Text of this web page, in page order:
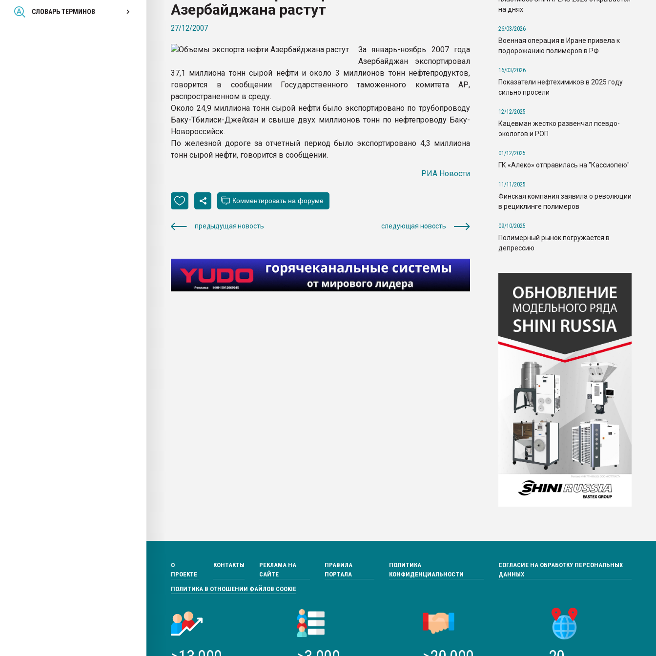
СЛОВАРЬ ТЕРМИНОВ
Всё, что касается выдува ПЭТ
бутылок
ПЕРЕЙТИ НА ФОРУМ
Азербайджана растут
27/12/2007
За январь-ноябрь 2007 года
Азербайджан экспортировал
37,1 миллиона тонн сырой нефти и около 3 миллионов тонн нефтепродуктов,
говорится в сообщении Государственного таможенного комитета АР,
распространенном в среду.
Около 24,9 миллиона тонн сырой нефти было экспортировано по трубопроводу
Баку-Тбилиси-Джейхан и свыше двух миллионов тонн по нефтепроводу Баку-
Новороссийск.
По железной дороге за отчетный период было экспортировано 4,3 миллиона
тонн сырой нефти, говорится в сообщении.
РИА Новости
предыдущая новость следующая новость
на днях
26/03/2026
Военная операция в Иране привела к
подорожанию полимеров в РФ
16/03/2026
Показатели нефтехимиков в 2025 году
сильно просели
12/12/2025
Кацевман жестко развенчал псевдо-
экологов и РОП
01/12/2025
ГК «Алеко» отправилась на "Кассиопею"
11/11/2025
Финская компания заявила о революции
в рециклинге полимеров
09/10/2025
Полимерный рынок погружается в
депрессию
О
ПРОЕКТЕ
КОНТАКТЫ
РЕКЛАМА НА
САЙТЕ
ПРАВИЛА
ПОРТАЛА
ПОЛИТИКА
КОНФИДЕНЦИАЛЬНОСТИ
СОГЛАСИЕ НА ОБРАБОТКУ ПЕРСОНАЛЬНЫХ
ДАННЫХ
ПОЛИТИКА В ОТНОШЕНИИ ФАЙЛОВ COOKIE